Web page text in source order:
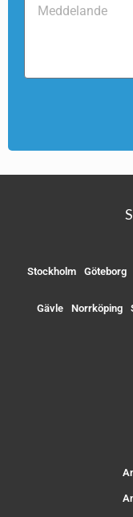
Stockholm Göteborg
Gävle Norrköping